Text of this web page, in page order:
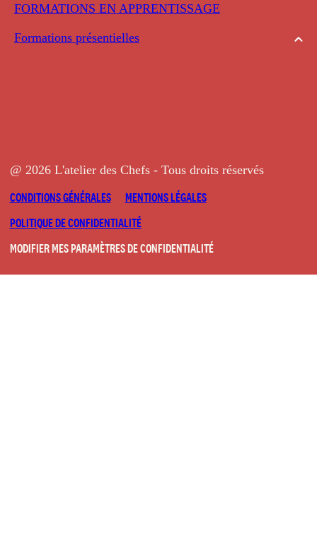
FORMATIONS EN APPRENTISSAGE
Formations présentielles
@ 2026 L'atelier des Chefs - Tous droits réservés
CONDITIONS GÉNÉRALES
MENTIONS LÉGALES
POLITIQUE DE CONFIDENTIALITÉ
MODIFIER MES PARAMÈTRES DE CONFIDENTIALITÉ